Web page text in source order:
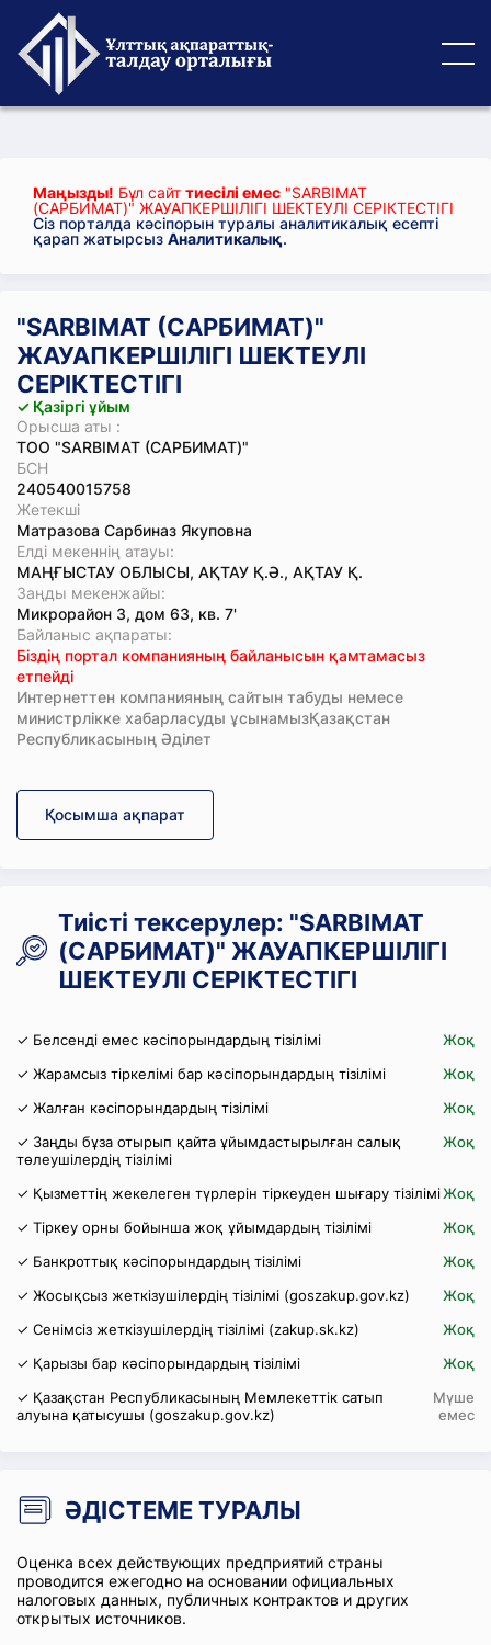
Маңызды! Бұл сайт тиесілі емес "SARBIMAT
(САРБИМАТ)" ЖАУАПКЕРШІЛІГІ ШЕКТЕУЛІ СЕРІКТЕСТІГІ
Сіз порталда кәсіпорын туралы аналитикалық есепті
қарап жатырсыз Аналитикалық.
"SARBIMAT (САРБИМАТ)"
ЖАУАПКЕРШІЛІГІ ШЕКТЕУЛІ
СЕРІКТЕСТІГІ
✓ Қазіргі ұйым
Орысша аты :
ТОО "SARBIMAT (САРБИМАТ)"
БСН
240540015758
Жетекші
Матразова Сарбиназ Якуповна
Елді мекеннің атауы:
МАҢҒЫСТАУ ОБЛЫСЫ, АҚТАУ Қ.Ә., АҚТАУ Қ.
Заңды мекенжайы:
Микрорайон 3, дом 63, кв. 7'
Байланыс ақпараты:
Біздің портал компанияның байланысын қамтамасыз
етпейді
Интернеттен компанияның сайтын табуды немесе
министрлікке хабарласуды ұсынамызҚазақстан
Республикасының Әділет
Қосымша ақпарат
Тиісті тексерулер: "SARBIMAT
(САРБИМАТ)" ЖАУАПКЕРШІЛІГІ
ШЕКТЕУЛІ СЕРІКТЕСТІГІ
✓ Белсенді емес кәсіпорындардың тізілімі
Жоқ
✓ Жарамсыз тіркелімі бар кәсіпорындардың тізілімі
Жоқ
✓ Жалған кәсіпорындардың тізілімі
Жоқ
✓ Заңды бұза отырып қайта ұйымдастырылған салық
төлеушілердің тізілімі
Жоқ
✓ Қызметтің жекелеген түрлерін тіркеуден шығару тізіліміЖоқ
✓ Тіркеу орны бойынша жоқ ұйымдардың тізілімі
Жоқ
✓ Банкроттық кәсіпорындардың тізілімі
Жоқ
✓ Жосықсыз жеткізушілердің тізілімі (goszakup.gov.kz)
Жоқ
✓ Сенімсіз жеткізушілердің тізілімі (zakup.sk.kz)
Жоқ
✓ Қарызы бар кәсіпорындардың тізілімі
Жоқ
✓ Қазақстан Республикасының Мемлекеттік сатып
алуына қатысушы (goszakup.gov.kz)
Мүше
емес
ӘДІСТЕМЕ ТУРАЛЫ
Оценка всех действующих предприятий страны
проводится ежегодно на основании официальных
налоговых данных, публичных контрактов и других
открытых источников.